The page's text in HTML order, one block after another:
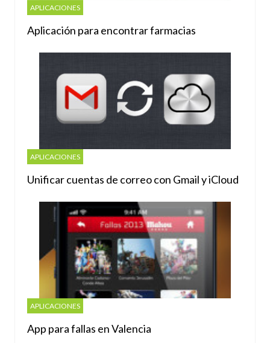
APLICACIONES
Aplicación para encontrar farmacias
APLICACIONES
Unificar cuentas de correo con Gmail y iCloud
APLICACIONES
App para fallas en Valencia